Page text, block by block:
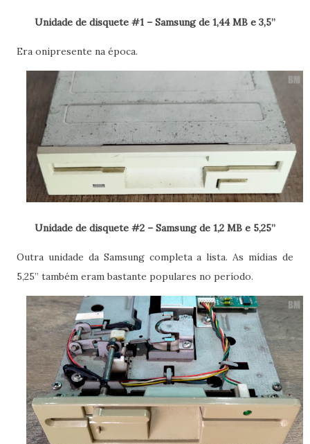
Unidade de disquete #1 – Samsung de 1,44 MB e 3,5”
Era onipresente na época.
Unidade de disquete #2 – Samsung de 1,2 MB e 5,25”
Outra unidade da Samsung completa a lista. As mídias de
5,25” também eram bastante populares no período.